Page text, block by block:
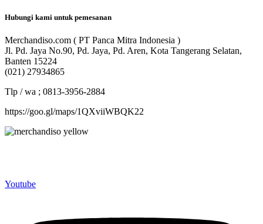
Hubungi kami untuk pemesanan
Merchandiso.com ( PT Panca Mitra Indonesia )
Jl. Pd. Jaya No.90, Pd. Jaya, Pd. Aren, Kota Tangerang Selatan,
Banten 15224
(021) 27934865
Tlp / wa ; 0813-3956-2884
https://goo.gl/maps/1QXviiWBQK22
Youtube